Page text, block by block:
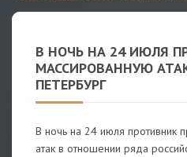
В НОЧЬ НА 24 ИЮЛЯ
МАССИРОВАННУЮ
ПЕТЕРБУРГ
В ночь на 24 июля противник
атак в отношении ряда